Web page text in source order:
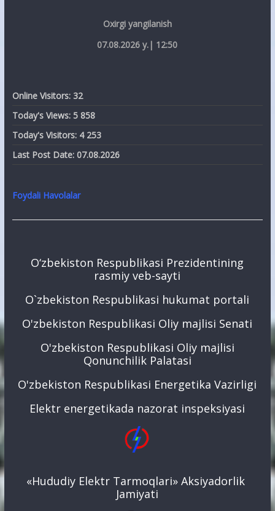
Oxirgi yangilanish
07.08.2026 y.| 12:50
Online Visitors: 32
Today's Views: 5 858
Today's Visitors: 4 253
Last Post Date: 07.08.2026
Foydali Havolalar
O‘zbekiston Respublikasi Prezidentining
rasmiy veb-sayti
O`zbekiston Respublikasi hukumat portali
O'zbekiston Respublikasi Oliy majlisi Senati
O'zbekiston Respublikasi Oliy majlisi
Qonunchilik Palatasi
O'zbekiston Respublikasi Energetika Vazirligi
Elektr energetikada nazorat inspeksiyasi
«Hududiy Elektr Tarmoqlari» Aksiyadorlik
Jamiyati